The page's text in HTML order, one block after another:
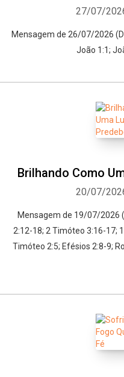
27/07/
Mensagem de 26/07/2026
João 1:1;
Brilhando Como
20/07/
Mensagem de 19/07/2026
2:12-18; 2 Timóteo 3:16-17;
Timóteo 2:5; Efésios 2:8-9;